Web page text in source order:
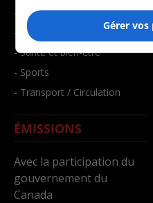
- Environnement
- Faits divers
- Santé et bien-être
- Sports
- Transport / Circulation
ÉMISSIONS
Avec la participation du
gouvernement du
Canada
Gérer vos